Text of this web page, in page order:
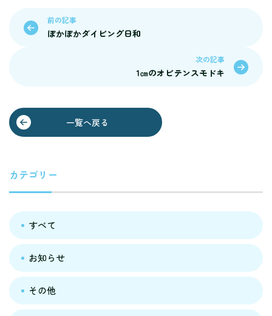
前の記事
ぽかぽかダイビング日和
次の記事
1㎝のオビテンスモドキ
一覧へ戻る
カテゴリー
すべて
お知らせ
その他